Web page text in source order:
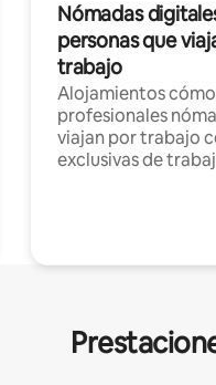
Nómadas
personas que
trabajo
Alojamientos
profesionales
viajan por trabajo
exclusivas de